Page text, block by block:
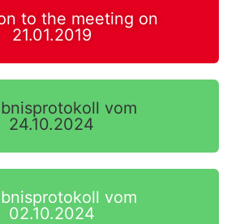
to the meeting on
21.01.2019
vom
24.10.2024
vom
02.10.2024